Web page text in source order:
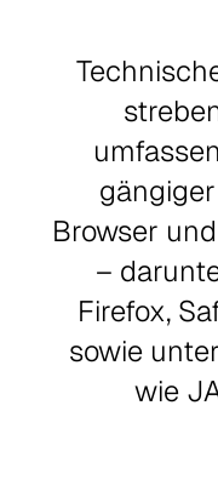
Browser
–
Firefox,
sowie
wie